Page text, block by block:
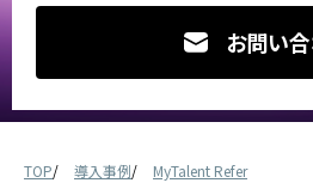
お問い
TOP 導入事例
MyTalent Refer